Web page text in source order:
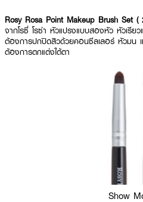
Rosy Rosa Point Makeup Brush Set
จากโรซี่ โรซ่า หัวแปรงแบบสองหัว หัวเรีย
ต้องการปกปิดสิวด้วยคอนซีลเลอร์ หัวมน เ
ต้องการตกแต่งใต้ตา
Show